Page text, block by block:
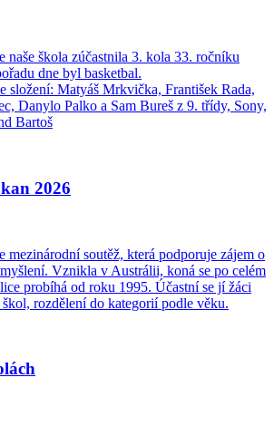
naše škola zúčastnila 3. kola 33. ročníku
dne byl basketbal.
složení: Matyáš Mrkvička, František Rada,
Danylo Palko a Sam Bureš z 9. třídy, Sony,
Bartoš
2026
mezinárodní soutěž, která podporuje zájem o
Vznikla v Austrálii, koná se po celém
probíhá od roku 1995. Účastní se jí žáci
rozdělení do kategorií podle věku.